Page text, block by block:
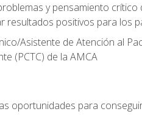
y pensamiento
resultados positivos para los
Asistente de Atención al
(PCTC) de la AMCA
oportunidades para